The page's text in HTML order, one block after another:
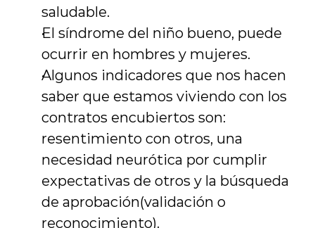
saludable.
El síndrome del niño bueno, puede
ocurrir en hombres y mujeres.
Algunos indicadores que nos hacen
saber que estamos viviendo con los
contratos encubiertos son:
resentimiento con otros, una
necesidad neurótica por cumplir
expectativas de otros y la búsqueda
de aprobación(validación o
reconocimiento).